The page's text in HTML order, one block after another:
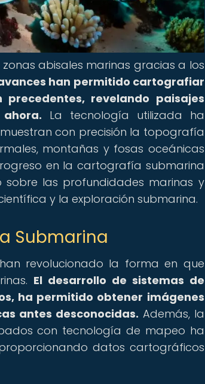
abisales marinas gracias a los
han permitido cartografiar
revelando paisajes
La tecnología utilizada ha
con precisión la topografía
montañas y fosas oceánicas
en la cartografía submarina
sobre las profundidades marinas y
y la exploración submarina.
Submarina
revolucionado la forma en que
El desarrollo de sistemas de
ha permitido obtener imágenes
antes desconocidas. Además, la
con tecnología de mapeo ha
datos cartográficos